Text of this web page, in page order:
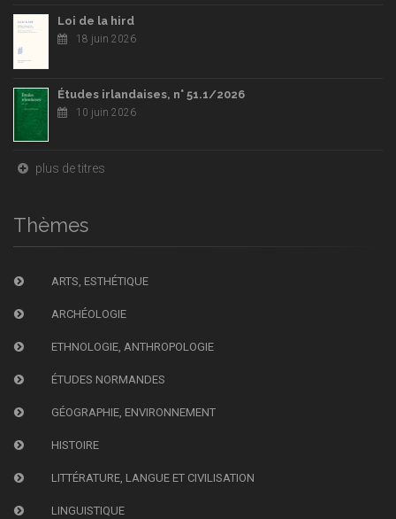
Loi de la hird
18 juin 2026
Études irlandaises, n° 51.1/2026
10 juin 2026
plus de titres
Thèmes
ARTS, ESTHÉTIQUE
ARCHÉOLOGIE
ETHNOLOGIE, ANTHROPOLOGIE
ÉTUDES NORMANDES
GÉOGRAPHIE, ENVIRONNEMENT
HISTOIRE
LITTÉRATURE, LANGUE ET CIVILISATION
LINGUISTIQUE